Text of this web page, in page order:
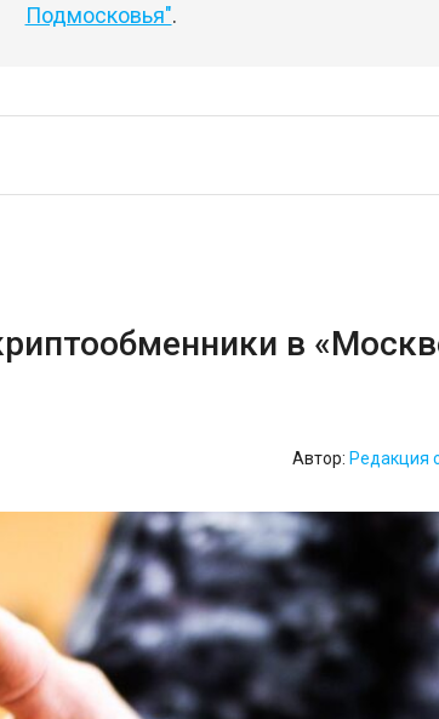
Подмосковья".
в
Автор: Редакция